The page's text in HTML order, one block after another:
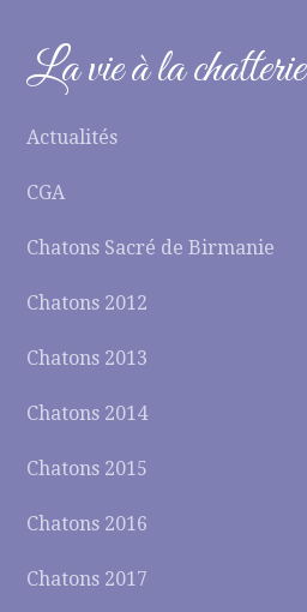
La vie à la chatterie
Actualités
CGA
Chatons Sacré de Birmanie
Chatons 2012
Chatons 2013
Chatons 2014
Chatons 2015
Chatons 2016
Chatons 2017